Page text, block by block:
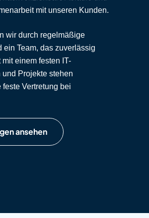
mit unseren Kunden.
wir durch regelmäßige
ein Team, das zuverlässig
einem festen IT-
Projekte stehen
Vertretung bei
ansehen